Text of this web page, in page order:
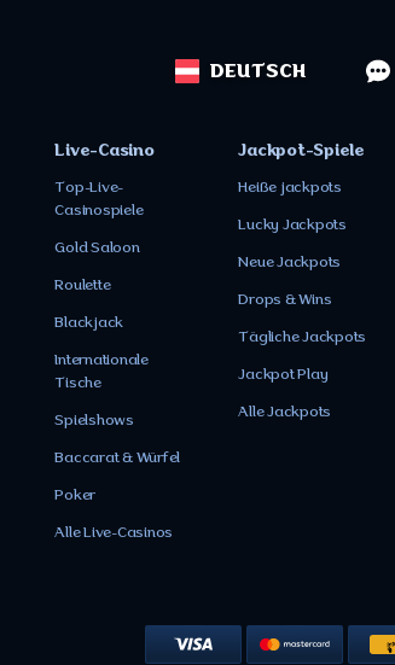
DEUTSCH
Live-Casino
Top-Live-
Casinospiele
Gold Saloon
Roulette
Blackjack
Internationale
Tische
Spielshows
Baccarat & Würfel
Poker
Alle Live-Casinos
Jackpot-Spiele
Heiße jackpots
Lucky Jackpots
Neue Jackpots
Drops & Wins
Tägliche Jackpots
Jackpot Play
Alle Jackpots